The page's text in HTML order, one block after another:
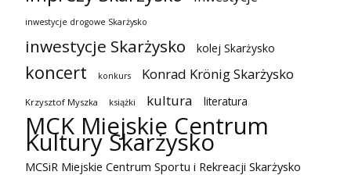
inwestycje drogowe Skarżysko
inwestycje Skarżysko kolej Skarżysko
koncert konkurs Konrad Krönig Skarżysko
Krzysztof Myszka książki kultura literatura
MCK Miejskie Centrum
Kultury Skarżysko
MCSiR Miejskie Centrum Sportu i Rekreacji Skarżysko